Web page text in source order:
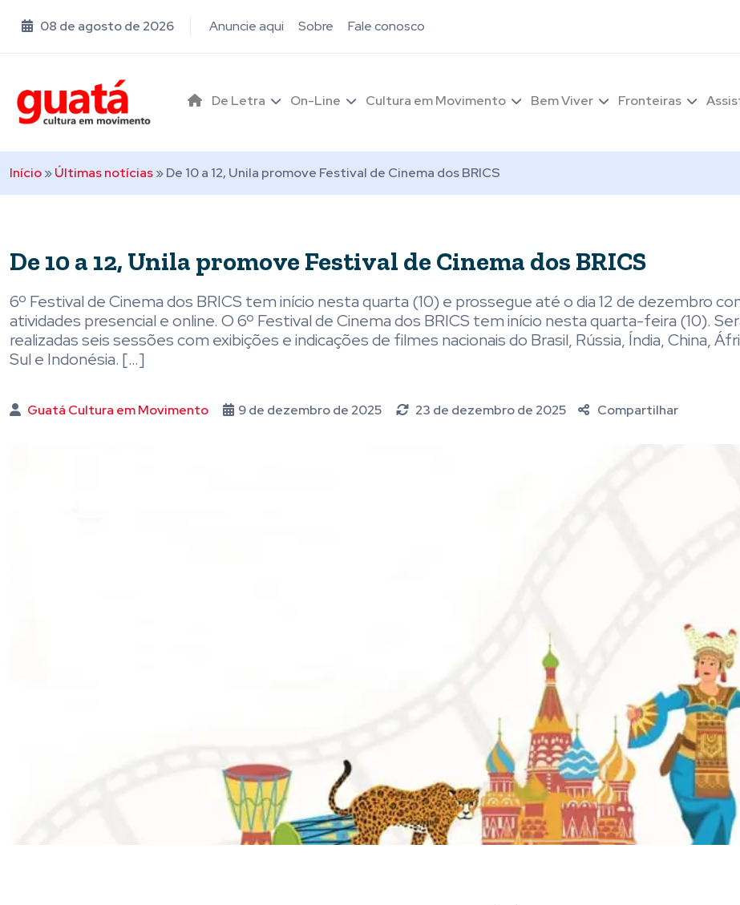
08 de agosto de 2026 Anuncie aqui Sobre Fale conosco
De Letra On-Line Cultura em Movimento Bem Viver Fronteiras
Início»Últimas notícias»De 10 a 12, Unila promove Festival de Cinema dos BRICS
De 10 a 12, Unila promove Festival de Cinema dos BRICS
6º Festival de Cinema dos BRICS tem início nesta quarta (10) e prossegue até o dia 12 de dezembro
atividades presencial e online. O 6º Festival de Cinema dos BRICS tem início nesta quarta-feira (10).
realizadas seis sessões com exibições e indicações de filmes nacionais do Brasil, Rússia, Índia, China,
Sul e Indonésia. […]
Guatá Cultura em Movimento 9 de dezembro de 2025 23 de dezembro de 2025 Compartilhar